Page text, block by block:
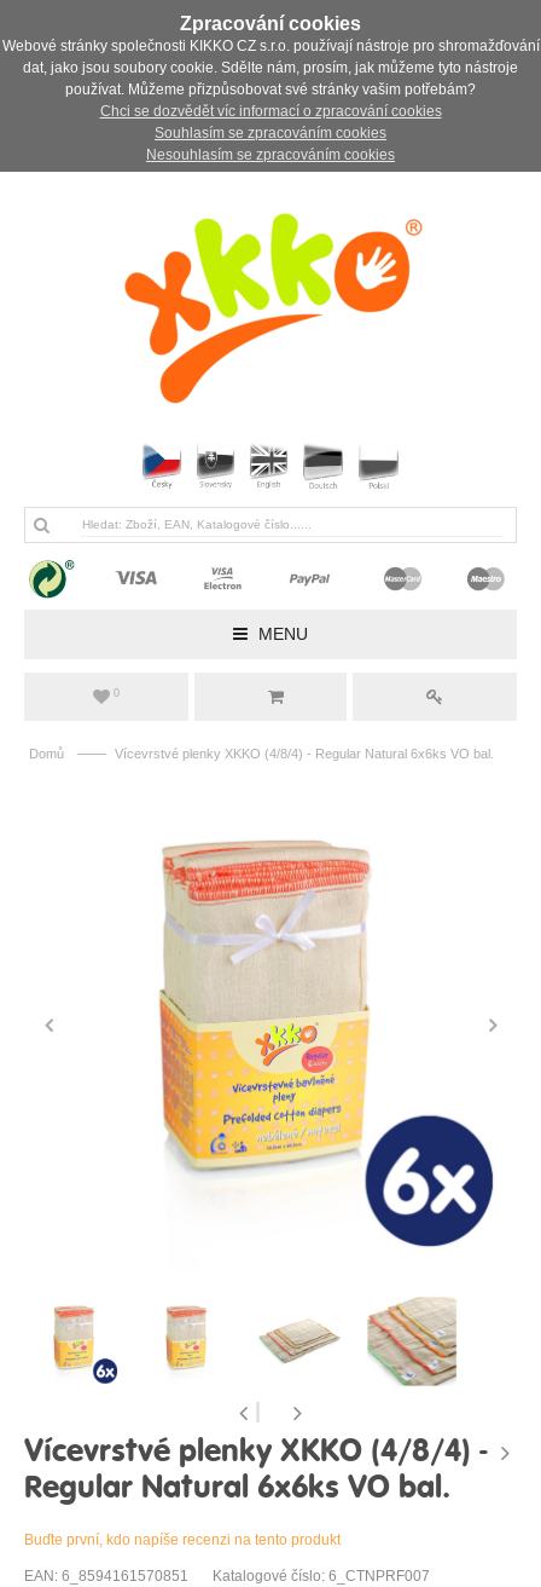
Zpracování cookies
Webové stránky společnosti KIKKO CZ s.r.o. používají nástroje pro shromažďování
dat, jako jsou soubory cookie. Sdělte nám, prosím, jak můžeme tyto nástroje
používat. Můžeme přizpůsobovat své stránky vašim potřebám?
Chci se dozvědět víc informací o zpracování cookies
Souhlasím se zpracováním cookies
Nesouhlasím se zpracováním cookies
MENU
0
Domů —— Vícevrstvé plenky XKKO (4/8/4) - Regular Natural 6x6ks VO bal.
Vícevrstvé plenky XKKO (4/8/4) -
Regular Natural 6x6ks VO bal.
Buďte první, kdo napíše recenzi na tento produkt
EAN: 6_8594161570851
Katalogové číslo: 6_CTNPRF007